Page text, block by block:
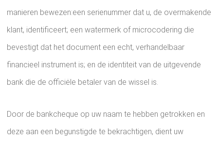
manieren bewezen:een serienummer dat u, de overmakende
klant, identificeert; een watermerk of microcodering die
bevestigt dat het document een echt, verhandelbaar
financieel instrument is; en de identiteit van de uitgevende
bank die de officiële betaler van de wissel is.
Door de bankcheque op uw naam te hebben getrokken en
deze aan een begunstigde te bekrachtigen, dient uw